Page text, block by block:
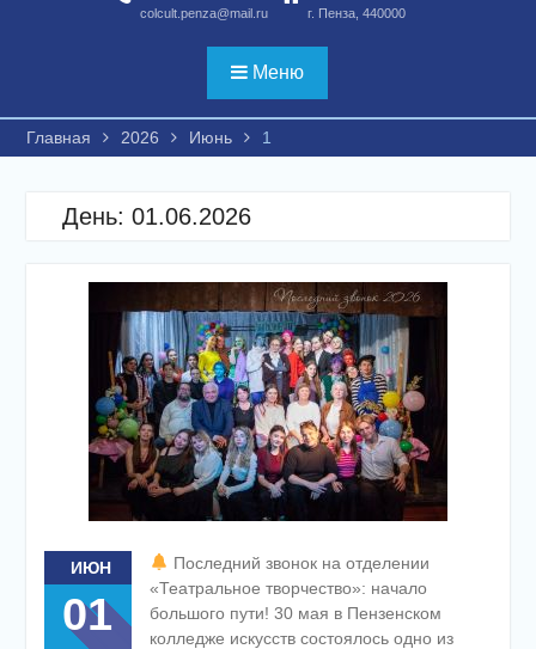
colcult.penza@mail.ru
г. Пенза, 440000
Меню
Главная 2026 Июнь 1
День: 01.06.2026
ИЮН
01
Последний звонок на отделении
«Театральное творчество»: начало
большого пути! 30 мая в Пензенском
колледже искусств состоялось одно из